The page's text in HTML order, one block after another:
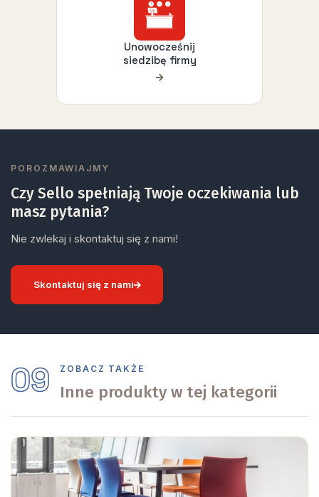
Unowocześnij
siedzibę firmy
POROZMAWIAJMY
Czy Sello spełniają Twoje oczekiwania lub
masz pytania?
Nie zwlekaj i skontaktuj się z nami!
Skontaktuj się z nami
09 ZOBACZ TAKŻE
Inne produkty w tej kategorii